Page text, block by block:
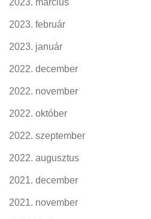
2023. március
2023. február
2023. január
2022. december
2022. november
2022. október
2022. szeptember
2022. augusztus
2021. december
2021. november